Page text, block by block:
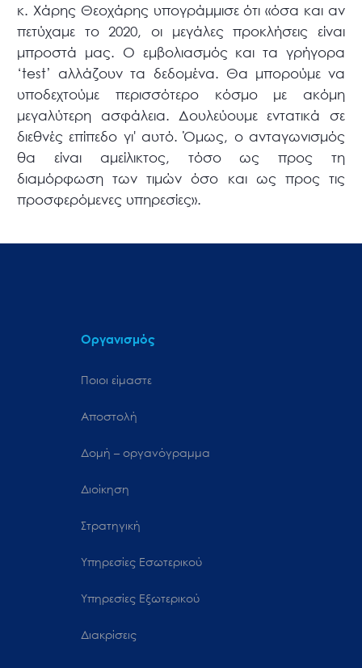
κ. Χάρης Θεοχάρης υπογράμμισε ότι «όσα και αν
πετύχαμε το 2020, οι μεγάλες προκλήσεις είναι
μπροστά μας. Ο εμβολιασμός και τα γρήγορα
‘test’ αλλάζουν τα δεδομένα. Θα μπορούμε να
υποδεχτούμε περισσότερο κόσμο με ακόμη
μεγαλύτερη ασφάλεια. Δουλεύουμε εντατικά σε
διεθνές επίπεδο γι' αυτό. Όμως, ο ανταγωνισμός
θα είναι αμείλικτος, τόσο ως προς τη
διαμόρφωση των τιμών όσο και ως προς τις
προσφερόμενες υπηρεσίες».
Οργανισμός
Ποιοι είμαστε
Αποστολή
Δομή – οργανόγραμμα
Διοίκηση
Στρατηγική
Υπηρεσίες Εσωτερικού
Υπηρεσίες Εξωτερικού
Διακρίσεις